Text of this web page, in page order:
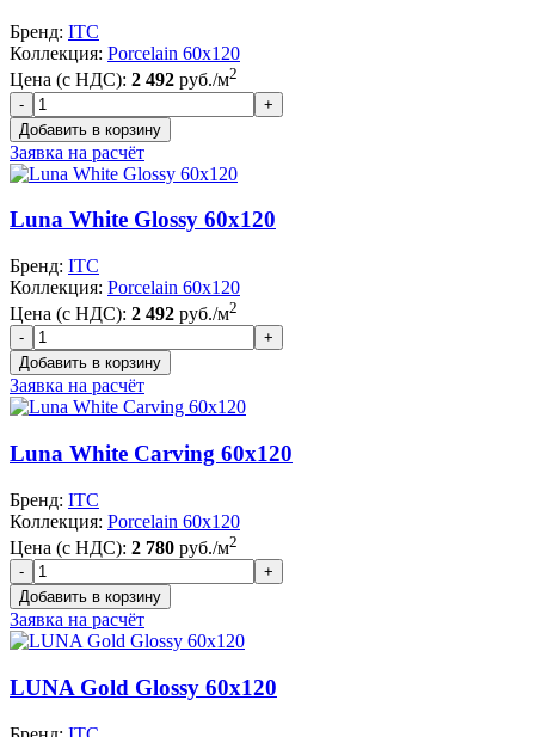
Бренд: ITC
Коллекция: Porcelain 60x120
Цена (с НДС): 2 492 руб./м2
Заявка на расчёт
Luna White Glossy 60x120
Бренд: ITC
Коллекция: Porcelain 60x120
Цена (с НДС): 2 492 руб./м2
Заявка на расчёт
Luna White Carving 60x120
Бренд: ITC
Коллекция: Porcelain 60x120
Цена (с НДС): 2 780 руб./м2
Заявка на расчёт
LUNA Gold Glossy 60x120